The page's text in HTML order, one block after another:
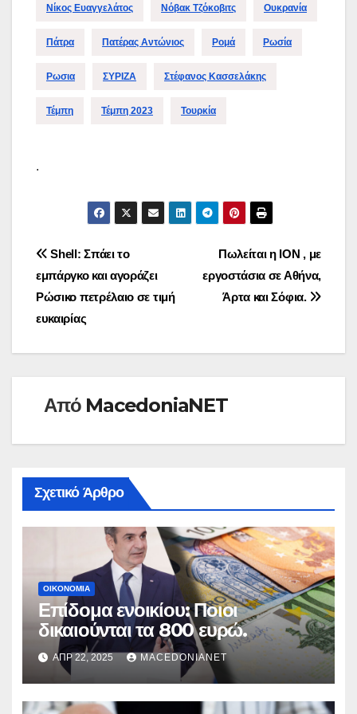
Νίκος Ευαγγελάτος Νόβακ Τζόκοβιτς Ουκρανία
Πάτρα Πατέρας Αντώνιος Ρομά Ρωσία
Ρωσια ΣΥΡΙΖΑ Στέφανος Κασσελάκης
Τέμπη Τέμπη 2023 Τουρκία
.
Πλοήγηση
άρθρων
Πωλείται η ΙΟΝ , με
εργοστάσια σε Αθήνα,
Άρτα και Σόφια.
Shell: Σπάει το
εμπάργκο και αγοράζει
Ρώσικο πετρέλαιο σε τιμή
ευκαιρίας
Από MacedoniaNET
Σχετικό Άρθρο
ΟΙΚΟΝΟΜΊΑ
Επίδομα ενοικίου: Ποιοι
δικαιούνται τα 800 ευρώ.
ΑΠΡ 22, 2025 MACEDONIANET